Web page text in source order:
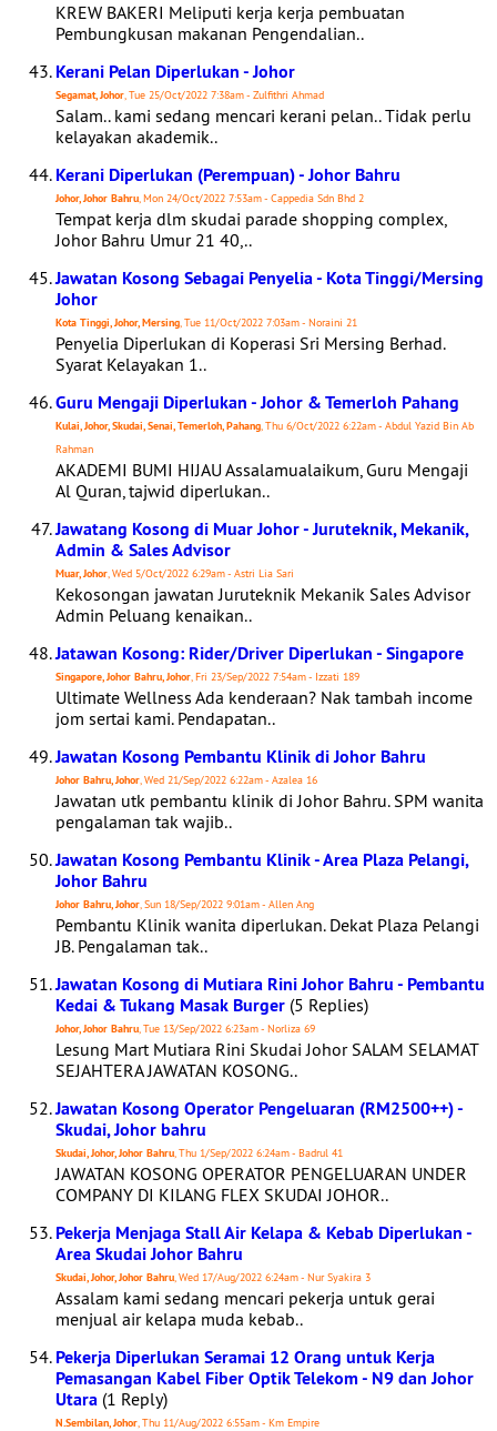
KREW BAKERI Meliputi kerja kerja pembuatan
Pembungkusan makanan Pengendalian..
Kerani Pelan Diperlukan - Johor
Segamat, Johor, Tue 25/Oct/2022 7:38am - Zulfithri Ahmad
Salam.. kami sedang mencari kerani pelan.. Tidak perlu
kelayakan akademik..
Kerani Diperlukan (Perempuan) - Johor Bahru
Johor, Johor Bahru, Mon 24/Oct/2022 7:53am - Cappedia Sdn Bhd 2
Tempat kerja dlm skudai parade shopping complex,
Johor Bahru Umur 21 40,..
Jawatan Kosong Sebagai Penyelia - Kota Tinggi/Mersing
Johor
Kota Tinggi, Johor, Mersing, Tue 11/Oct/2022 7:03am - Noraini 21
Penyelia Diperlukan di Koperasi Sri Mersing Berhad.
Syarat Kelayakan 1..
Guru Mengaji Diperlukan - Johor & Temerloh Pahang
Kulai, Johor, Skudai, Senai, Temerloh, Pahang, Thu 6/Oct/2022 6:22am - Abdul Yazid Bin Ab
Rahman
AKADEMI BUMI HIJAU Assalamualaikum, Guru Mengaji
Al Quran, tajwid diperlukan..
Jawatang Kosong di Muar Johor - Juruteknik, Mekanik,
Admin & Sales Advisor
Muar, Johor, Wed 5/Oct/2022 6:29am - Astri Lia Sari
Kekosongan jawatan Juruteknik Mekanik Sales Advisor
Admin Peluang kenaikan..
Jatawan Kosong: Rider/Driver Diperlukan - Singapore
Singapore, Johor Bahru, Johor, Fri 23/Sep/2022 7:54am - Izzati 189
Ultimate Wellness Ada kenderaan? Nak tambah income
jom sertai kami. Pendapatan..
Jawatan Kosong Pembantu Klinik di Johor Bahru
Johor Bahru, Johor, Wed 21/Sep/2022 6:22am - Azalea 16
Jawatan utk pembantu klinik di Johor Bahru. SPM wanita
pengalaman tak wajib..
Jawatan Kosong Pembantu Klinik - Area Plaza Pelangi,
Johor Bahru
Johor Bahru, Johor, Sun 18/Sep/2022 9:01am - Allen Ang
Pembantu Klinik wanita diperlukan. Dekat Plaza Pelangi
JB. Pengalaman tak..
Jawatan Kosong di Mutiara Rini Johor Bahru - Pembantu
Kedai & Tukang Masak Burger (5 Replies)
Johor, Johor Bahru, Tue 13/Sep/2022 6:23am - Norliza 69
Lesung Mart Mutiara Rini Skudai Johor SALAM SELAMAT
SEJAHTERA JAWATAN KOSONG..
Jawatan Kosong Operator Pengeluaran (RM2500++) -
Skudai, Johor bahru
Skudai, Johor, Johor Bahru, Thu 1/Sep/2022 6:24am - Badrul 41
JAWATAN KOSONG OPERATOR PENGELUARAN UNDER
COMPANY DI KILANG FLEX SKUDAI JOHOR..
Pekerja Menjaga Stall Air Kelapa & Kebab Diperlukan -
Area Skudai Johor Bahru
Skudai, Johor, Johor Bahru, Wed 17/Aug/2022 6:24am - Nur Syakira 3
Assalam kami sedang mencari pekerja untuk gerai
menjual air kelapa muda kebab..
Pekerja Diperlukan Seramai 12 Orang untuk Kerja
Pemasangan Kabel Fiber Optik Telekom - N9 dan Johor
Utara (1 Reply)
N.Sembilan, Johor, Thu 11/Aug/2022 6:55am - Km Empire